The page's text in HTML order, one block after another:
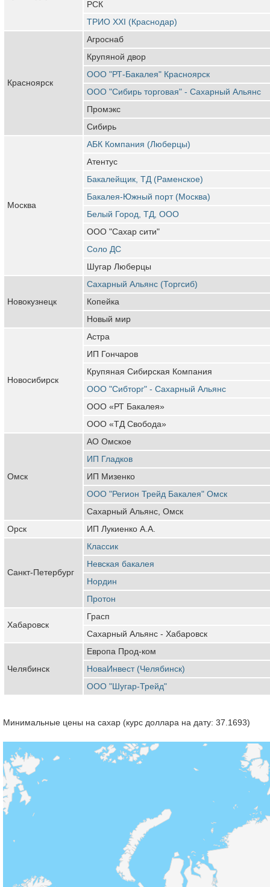
РСК
ТРИО XXI (Краснодар)
Красноярск
Агроснаб
Крупяной двор
ООО "РТ-Бакалея" Красноярск
ООО "Сибирь торговая" - Сахарный Альянс
Промэкс
Сибирь
Москва
АБК Компания (Люберцы)
Атентус
Бакалейщик, ТД (Раменское)
Бакалея-Южный порт (Москва)
Белый Город, ТД, ООО
ООО "Сахар сити"
Соло ДС
Шугар Люберцы
Новокузнецк
Сахарный Альянс (Торгсиб)
Копейка
Новый мир
Новосибирск
Астра
ИП Гончаров
Крупяная Сибирская Компания
ООО "Сибторг" - Сахарный Альянс
ООО «РТ Бакалея»
ООО «ТД Свобода»
Омск
АО Омское
ИП Гладков
ИП Мизенко
ООО "Регион Трейд Бакалея" Омск
Сахарный Альянс, Омск
Орск
ИП Лукиенко А.А.
Санкт-Петербург
Классик
Невская бакалея
Нордин
Протон
Хабаровск
Грасп
Сахарный Альянс - Хабаровск
Челябинск
Европа Прод-ком
НоваИнвест (Челябинск)
ООО "Шугар-Трейд"
Минимальные цены на сахар (курс доллара на дату: 37.1693)